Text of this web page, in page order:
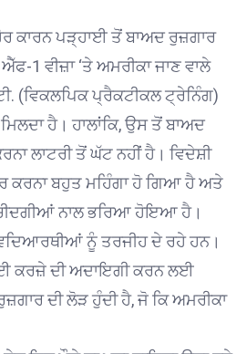
ਕਾਰਨ ਪੜ੍ਹਾਈ ਤੋਂ ਬਾਅਦ ਰੁਜ਼ਗਾਰ
1 ਵੀਜ਼ਾ ‘ਤੇ ਅਮਰੀਕਾ ਜਾਣ ਵਾਲੇ
(ਵਿਕਲਪਿਕ ਪ੍ਰੈਕਟੀਕਲ ਟ੍ਰੇਨਿੰਗ)
ਹੈ। ਹਾਲਾਂਕਿ, ਉਸ ਤੋਂ ਬਾਅਦ
ਲਾਟਰੀ ਤੋਂ ਘੱਟ ਨਹੀਂ ਹੈ। ਵਿਦੇਸ਼ੀ
ਕਰਨਾ ਬਹੁਤ ਮਹਿੰਗਾ ਹੋ ਗਿਆ ਹੈ ਅਤੇ
ਨਾਲ ਭਰਿਆ ਹੋਇਆ ਹੈ।
ਨੂੰ ਤਰਜੀਹ ਦੇ ਰਹੇ ਹਨ।
ਕਰਜ਼ੇ ਦੀ ਅਦਾਇਗੀ ਕਰਨ ਲਈ
ਦੀ ਲੋੜ ਹੁੰਦੀ ਹੈ, ਜੋ ਕਿ ਅਮਰੀਕਾ